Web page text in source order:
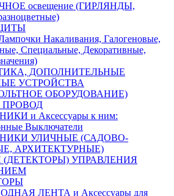
освещение (ГИРЛЯНДЫ,
Накаливания, Галогеновые,
Специальные, Декоративные,
ДОПОЛНИТЕЛЬНЫЕ
УСТРОЙСТВА
ОБОРУДОВАНИЕ)
ПРОВОД
и Аксессуары к ним:
Выключатели
УЛИЧНЫЕ (САДОВО-
АРХИТЕКТУРНЫЕ)
(ДЕТЕКТОРЫ) УПРАВЛЕНИЯ
ЛЕНТА и Аксессуары для